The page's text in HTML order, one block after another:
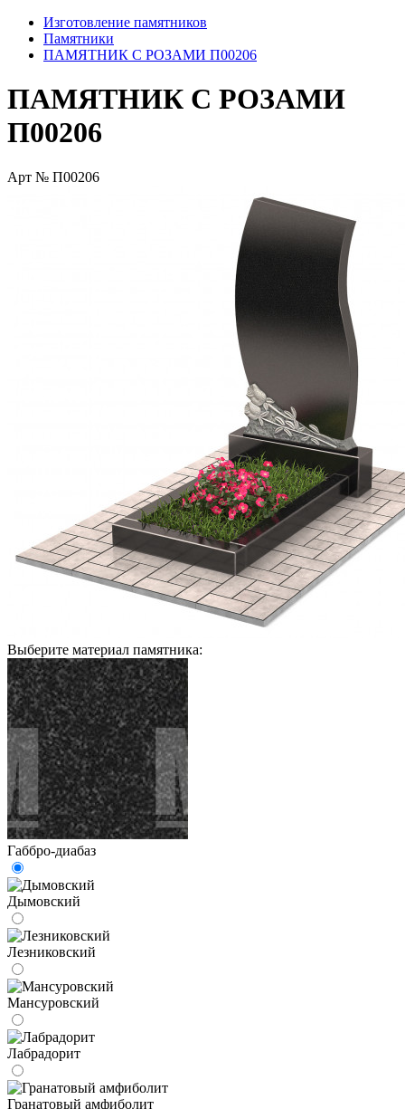
Изготовление памятников
Памятники
ПАМЯТНИК С РОЗАМИ П00206
ПАМЯТНИК С РОЗАМИ
П00206
Арт № П00206
Выберите материал памятника:
Габбро-диабаз
Дымовский
Лезниковский
Мансуровский
Лабрадорит
Гранатовый амфиболит